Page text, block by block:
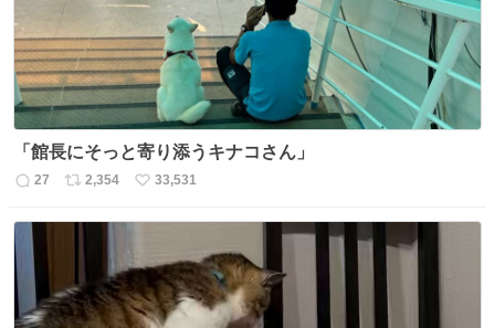
「館長にそっと寄り添うキナコさん」
返
数
27
リ
数
2,354
い
33,531